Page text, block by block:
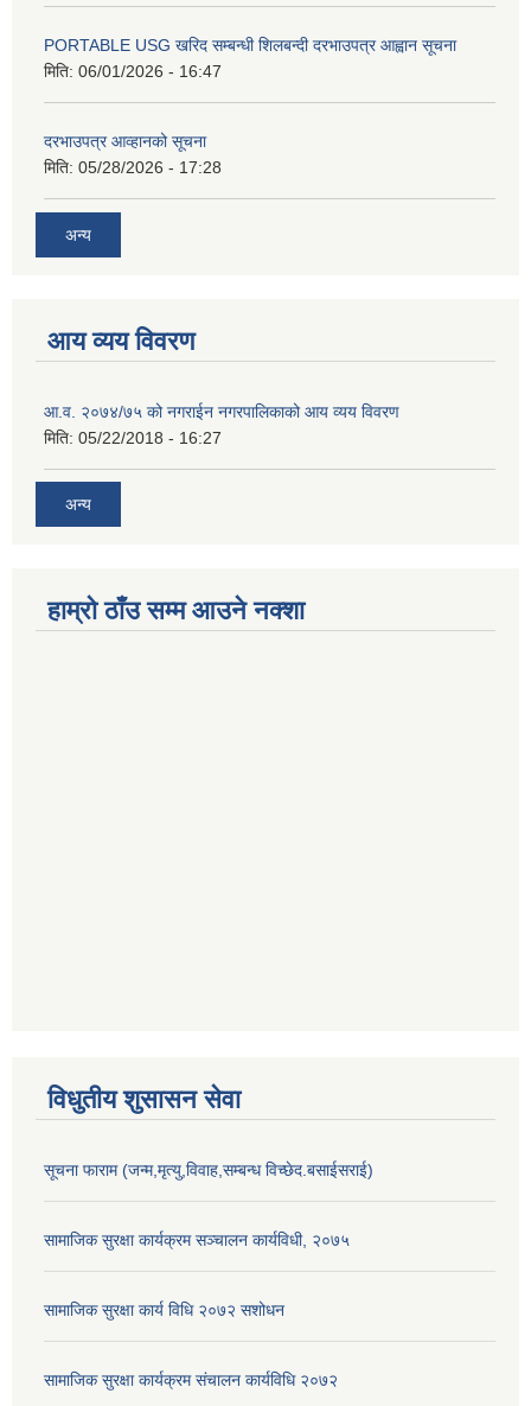
PORTABLE USG खरिद सम्बन्धी शिलबन्दी दरभाउपत्र आह्वान सूचना
मिति: 06/01/2026 - 16:47
दरभाउपत्र आव्हानको सूचना
मिति: 05/28/2026 - 17:28
अन्य
आय व्यय विवरण
आ.व. २०७४/७५ को नगराईन नगरपालिकाको आय व्यय विवरण
मिति: 05/22/2018 - 16:27
अन्य
हाम्रो ठाँउ सम्म आउने नक्शा
विधुतीय शुसासन सेवा
सूचना फाराम (जन्म,मृत्यु,विवाह,सम्बन्ध विच्छेद.बसाईसराई)
सामाजिक सुरक्षा कार्यक्रम सञ्चालन कार्यविधी, २०७५
सामाजिक सुरक्षा कार्य विधि २०७२ स‌शोधन
सामाजिक सुरक्षा कार्यक्रम संचालन कार्यविधि २०७२